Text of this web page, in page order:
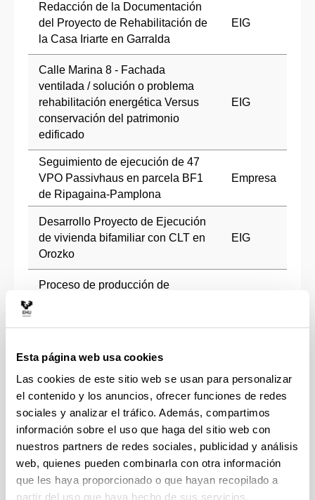
Esta página web usa cookies
Las cookies de este sitio web se usan para personalizar
el contenido y los anuncios, ofrecer funciones de redes
sociales y analizar el tráfico. Además, compartimos
información sobre el uso que haga del sitio web con
nuestros partners de redes sociales, publicidad y análisis
web, quienes pueden combinarla con otra información
que les haya proporcionado o que hayan recopilado a
partir del uso que haya hecho de sus servicios.
Redacción de la Documentación
del Proyecto de Rehabilitación de
la Casa Iriarte en Garralda
EIG
Calle Marina 8 - Fachada
ventilada / solución o problema
rehabilitación energética Versus
conservación del patrimonio
edificado
EIG
Seguimiento de ejecución de 47
VPO Passivhaus en parcela BF1
de Ripagaina-Pamplona
Empresa
Desarrollo Proyecto de Ejecución
de vivienda bifamiliar con CLT en
Orozko
EIG
Proceso de producción de
sistemaren portaeraren azterketa
kostaldeko inguruneetan:
Donostiako Sagueseko kasua